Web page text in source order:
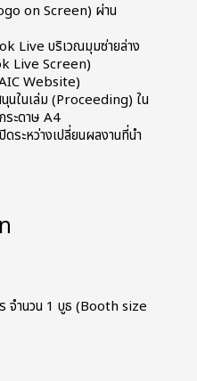
on Screen) ผ่าน
Live บริเวณมุมซ่ายล่าง
Live Screen)
Website)
นในเล่ม (Proceeding) ใน
ระดาษ A4
ระหว่างเปลี่ยนผลงานที่นำ
จำนวน 1 บูธ (Booth size